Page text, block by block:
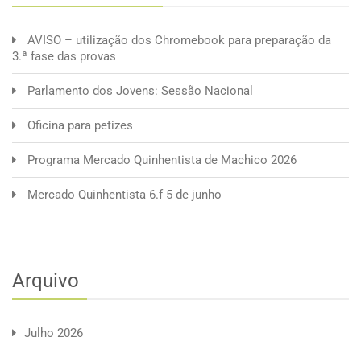
AVISO – utilização dos Chromebook para preparação da
3.ª fase das provas
Parlamento dos Jovens: Sessão Nacional
Oficina para petizes
Programa Mercado Quinhentista de Machico 2026
Mercado Quinhentista 6.f 5 de junho
Arquivo
Julho 2026